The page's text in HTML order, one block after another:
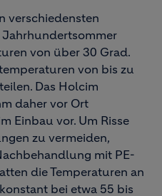
verschiedensten
Jahrhundertsommer
von über 30 Grad.
von bis zu
Das Holcim
daher vor Ort
Einbau vor. Um Risse
zu vermeiden,
mit PE-
die Temperaturen an
bei etwa 55 bis